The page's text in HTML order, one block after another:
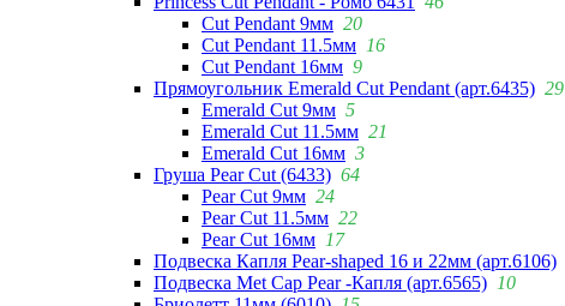
Cut Pendant 9мм 20
Cut Pendant 11.5мм 16
Cut Pendant 16мм 9
Прямоугольник Emerald Cut Pendant (арт.6435) 29
Emerald Cut 9мм 5
Emerald Cut 11.5мм 21
Emerald Cut 16мм 3
Груша Pear Cut (6433) 64
Pear Cut 9мм 24
Pear Cut 11.5мм 22
Pear Cut 16мм 17
Подвеска Капля Pear-shaped 16 и 22мм (арт.6106)
Подвеска Met Cap Pear -Капля (арт.6565) 10